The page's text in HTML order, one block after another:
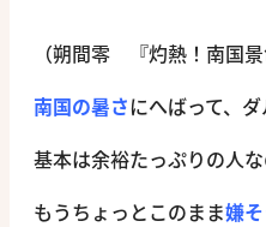
（朔間零 『灼熱！南国
南国の暑さにへばって、
基本は余裕たっぷりの人
もうちょっとこのまま嫌